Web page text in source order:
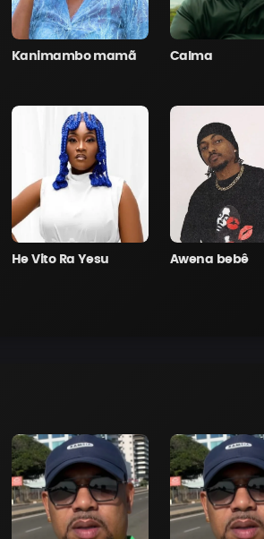
Kanimambo mamã Calma
He Vito Ra Yesu Awena bebê